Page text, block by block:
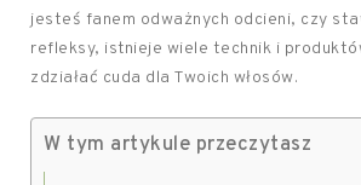
jesteś fanem odważnych odcieni, czy
refleksy, istnieje wiele technik i
zdziałać cuda dla Twoich włosów.
W tym artykule przeczytasz